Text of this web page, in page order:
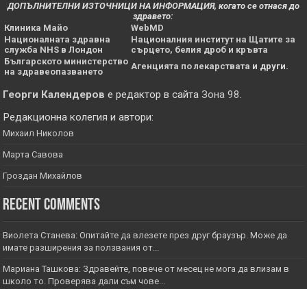
ДОПЪЛНИТЕЛНИ ИЗТОЧНИЦИ НА ИНФОРМАЦИЯ, когато се отнася до
здравето:
Клиника Майо
WebMD
Националната здравна
служба NHS в Лондон
Националния институт на Щатите за
сърцето, белия дроб и кръвта
Българското министерство
на здравеопазването
Агенцията по лекарствата и други.
Георги Календеров е редактор в сайтаЗона 98.
Редакционна колегия и автори:
Михаил Николов
Марта Савова
Гроздан Михайлов
Recent Comments
Виолета Станева: Опитайте да влезете през друг браузър. Може да
имате разширения за ползвания от...
Мариана Ташкова: Здравейте, повече от месец не мога да влизам в
школо то. Проверява дали съм чове...